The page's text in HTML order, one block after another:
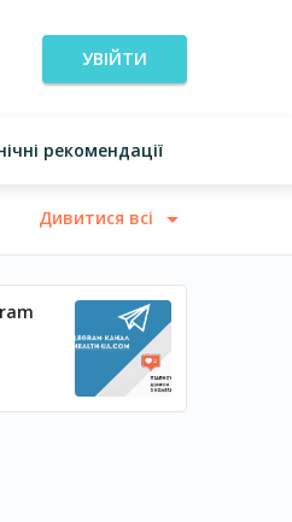
УВІЙТИ
рекомендації
Дивитися всі